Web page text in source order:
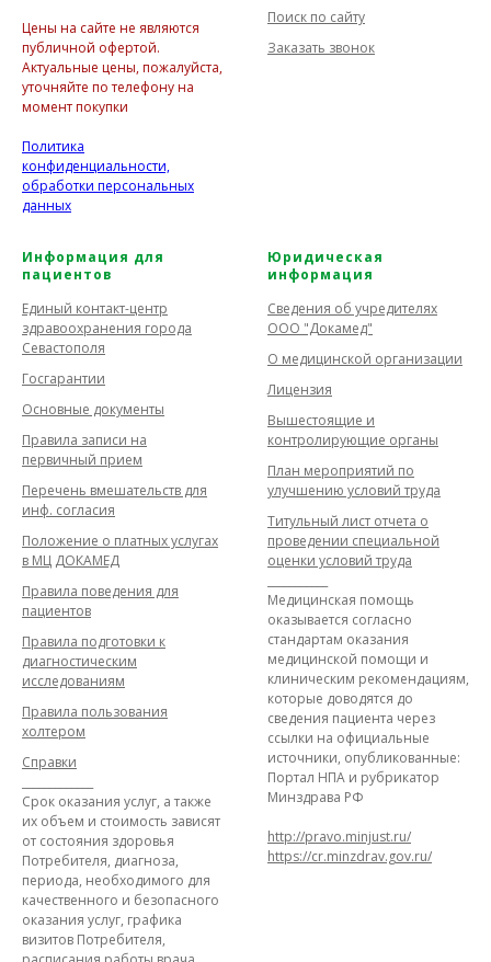
Цены на сайте не являются
публичной офертой.
Актуальные цены, пожалуйста,
уточняйте по телефону на
момент покупки
Политика
конфиденциальности,
обработки персональных
данных
Поиск по сайту
Заказать звонок
Информация для
пациентов
Единый контакт-центр
здравоохранения города
Севастополя
Госгарантии
Основные документы
Правила записи на
первичный прием
Перечень вмешательств для
инф. согласия
Положение о платных услугах
в МЦ ДОКАМЕД
Правила поведения для
пациентов
Правила подготовки к
диагностическим
исследованиям
Правила пользования
холтером
Справки
Срок оказания услуг, а также
их объем и стоимость зависят
от состояния здоровья
Потребителя, диагноза,
периода, необходимого для
качественного и безопасного
оказания услуг, графика
визитов Потребителя,
Юридическая
информация
Сведения об учредителях
ООО "Докамед"
О медицинской организации
Лицензия
Вышестоящие и
контролирующие органы
План мероприятий по
улучшению условий труда
Титульный лист отчета о
проведении специальной
оценки условий труда
Медицинская помощь
оказывается согласно
стандартам оказания
медицинской помощи и
клиническим рекомендациям,
которые доводятся до
сведения пациента через
ссылки на официальные
источники, опубликованные:
Портал НПА и рубрикатор
Минздрава РФ
http://pravo.minjust.ru/
https://cr.minzdrav.gov.ru/